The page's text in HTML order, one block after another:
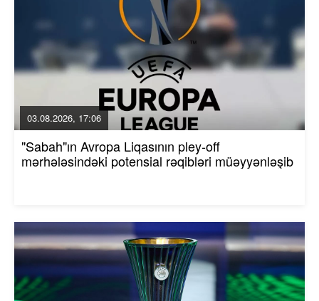
03.08.2026, 17:06
"Sabah"ın Avropa Liqasının pley-off
mərhələsindəki potensial rəqibləri müəyyənləşib